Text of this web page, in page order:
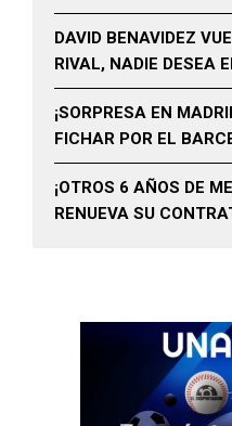
DAVID BENAVIDEZ
RIVAL, NADIE DESEA
¡SORPRESA EN
FICHAR POR EL
¡OTROS 6 AÑOS DE
RENUEVA SU